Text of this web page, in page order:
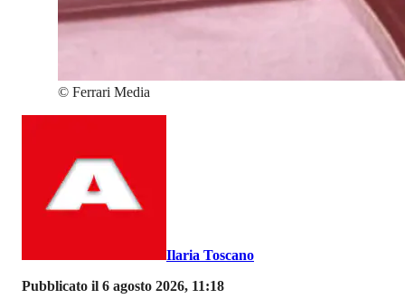
© Ferrari Media
Ilaria Toscano
Pubblicato il 6 agosto 2026, 11:18